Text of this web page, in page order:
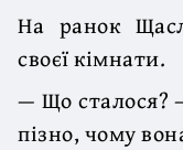
На ранок
своєї кімнати.
— Що сталося?
пізно, чому